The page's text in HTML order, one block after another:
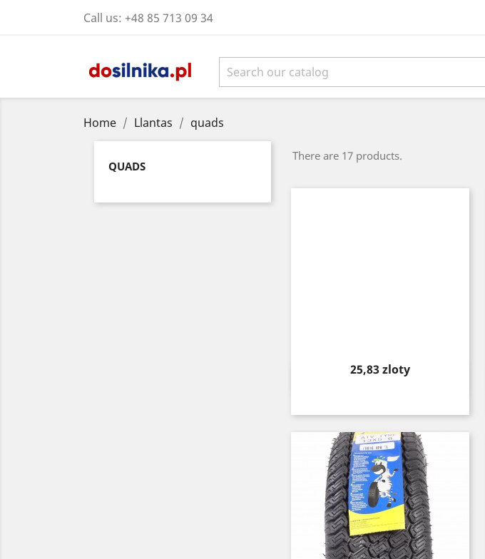
Call us: +48 85 713 09 34
Home Llantas quads
QUADS
There are 17 products.
Price
25,83 zloty
Quick view